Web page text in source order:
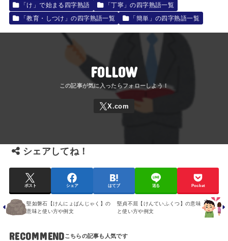
「け」で始まる四字熟語
「丁寧」の四字熟語一覧
「教育・しつけ」の四字熟語一覧
「簡単」の四字熟語一覧
FOLLOW
シェアしてね！
ポスト シェア はてブ 送る Pocket
堅如磐石【けんにょばんじゃく】の
意味と使い方や例文
堅貞不屈【けんていふくつ】の意味
と使い方や例文
RECOMMEND